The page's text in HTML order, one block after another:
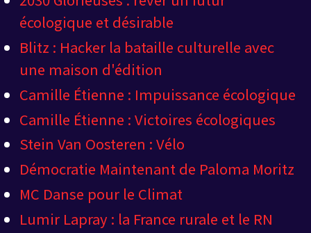
écologique et désirable
Blitz : Hacker la bataille culturelle avec
une maison d'édition
Camille Étienne : Impuissance écologique
Camille Étienne : Victoires écologiques
Stein Van Oosteren : Vélo
Démocratie Maintenant de Paloma Moritz
MC Danse pour le Climat
Lumir Lapray : la France rurale et le RN